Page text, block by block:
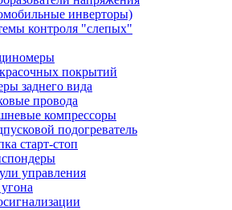
инверторы)
контроля "слепых"
покрытий
заднего вида
провода
компрессоры
подогреватель
старт-стоп
управления